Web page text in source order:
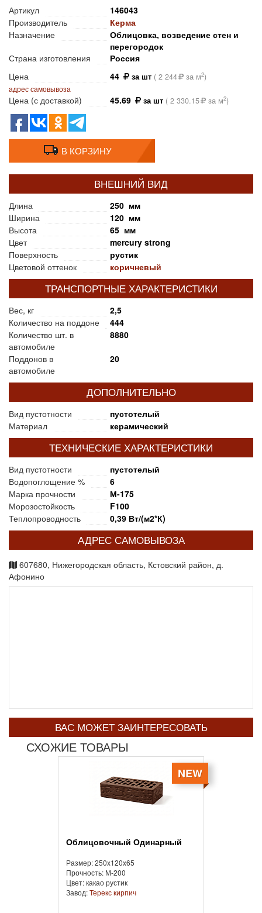
Артикул
146043
Производитель
Керма
Назначение
Облицовка, возведение стен и
перегородок
Страна изготовления
Россия
Цена
44 за шт ( 2 244 за м2)
адрес самовывоза
Цена (с доставкой) 45.69 за шт ( 2 330.15 за м2)
В КОРЗИНУ
ВНЕШНИЙ ВИД
Длина
250 мм
Ширина
120 мм
Высота
65 мм
Цвет
mercury strong
Поверхность
рустик
Цветовой оттенок
коричневый
ТРАНСПОРТНЫЕ ХАРАКТЕРИСТИКИ
Вес, кг
2,5
Количество на поддоне
444
Количество шт. в
автомобиле
8880
Поддонов в
автомобиле
20
ДОПОЛНИТЕЛЬНО
Вид пустотности
пустотелый
Материал
керамический
ТЕХНИЧЕСКИЕ ХАРАКТЕРИСТИКИ
Вид пустотности
пустотелый
Водопоглощение %
6
Марка прочности
М-175
Морозостойкость
F100
Теплопроводность
0,39 Вт/(м2*К)
АДРЕС САМОВЫВОЗА
607680, Нижегородская область, Кстовский район, д.
Афонино
ВАС МОЖЕТ ЗАИНТЕРЕСОВАТЬ
СХОЖИЕ ТОВАРЫ
NEW
Облицовочный Одинарный
Размер: 250x120x65
Прочность: М-200
Цвет: какао рустик
Завод:Терекс кирпич